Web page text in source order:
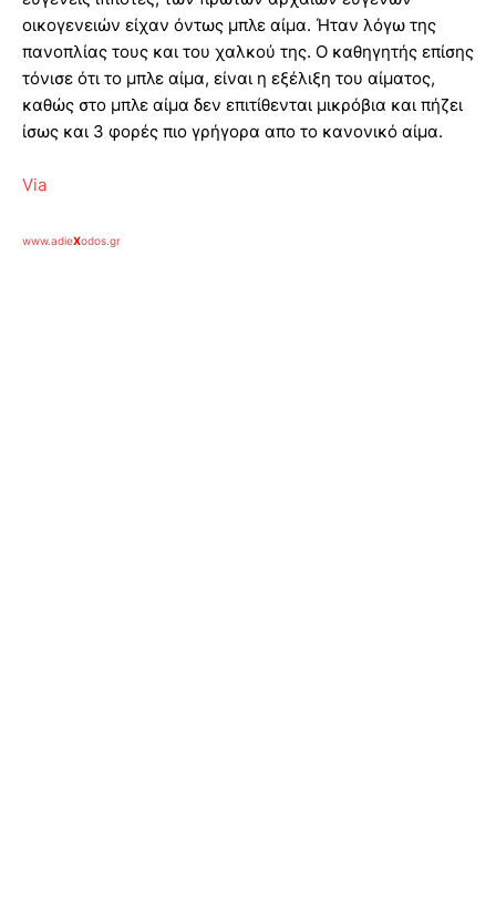
οικογενειών είχαν όντως μπλε αίμα. Ήταν λόγω της
πανοπλίας τους και του χαλκού της. Ο καθηγητής επίσης
τόνισε ότι το μπλε αίμα, είναι η εξέλιξη του αίματος,
καθώς στο μπλε αίμα δεν επιτίθενται μικρόβια και πήζει
ίσως και 3 φορές πιο γρήγορα απο το κανονικό αίμα.
Via
www.adieXodos.gr